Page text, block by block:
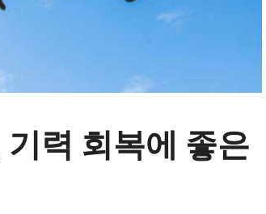
력 회복에 좋은